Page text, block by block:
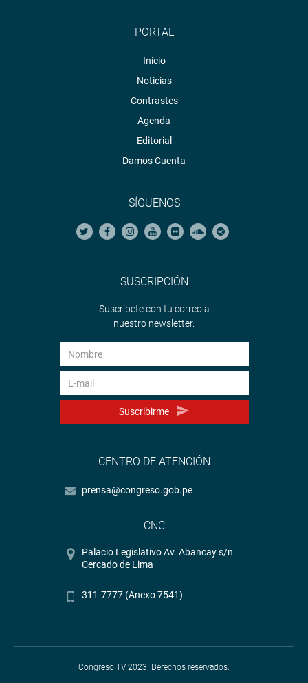
PORTAL
Inicio
Noticias
Contrastes
Agenda
Editorial
Damos Cuenta
SÍGUENOS
SUSCRIPCIÓN
Suscríbete con tu correo a
nuestro newsletter.
Suscribirme
CENTRO DE ATENCIÓN
prensa@congreso.gob.pe
CNC
Palacio Legislativo Av. Abancay s/n.
Cercado de Lima
311-7777 (Anexo 7541)
Congreso TV 2023. Derechos reservados.